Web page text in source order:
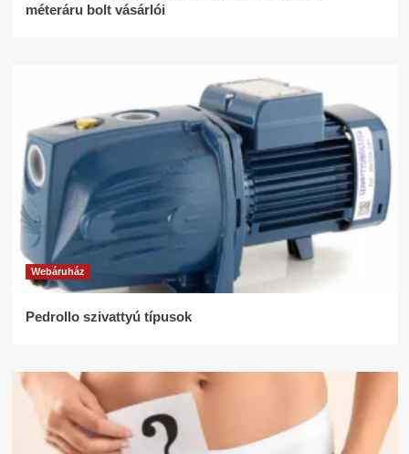
méteráru bolt vásárlói
Webáruház
Pedrollo szivattyú típusok